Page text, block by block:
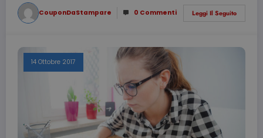
CouponDaStampare 0 Commenti Leggi Il Seguito
14 Ottobre 2017